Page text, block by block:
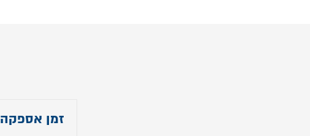
זמן אספקה